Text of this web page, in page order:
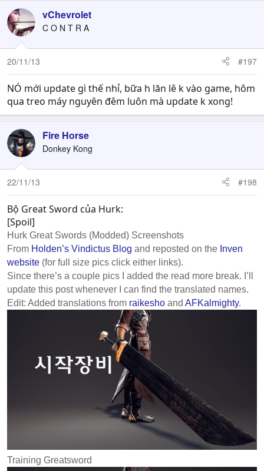
vChevrolet
C O N T R A
20/11/13 #197
NÓ mới update gì thế nhỉ, bữa h lăn lê k vào game, hôm
qua treo máy nguyên đêm luôn mà update k xong!
Fire Horse
Donkey Kong
22/11/13 #198
Bộ Great Sword của Hurk:
[Spoil]
Hurk Great Swords (Modded) Screenshots
From Holden’s Vindictus Blog and reposted on the Inven
website (for full size pics click either links).
Since there’s a couple pics I added the read more break. I’ll
update this post whenever I can find the translated names.
Edit: Added translations from raikesho and AFKalmighty.
Training Greatsword